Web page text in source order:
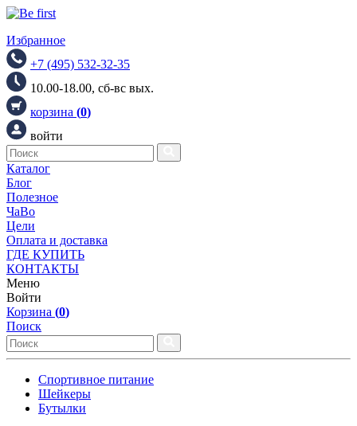
Избранное
+7 (495) 532-32-35
10.00-18.00, сб-вс вых.
корзина (0)
войти
Каталог
Блог
Полезное
ЧаВо
Цели
Оплата и доставка
ГДЕ КУПИТЬ
КОНТАКТЫ
Меню
Войти
Корзина (0)
Поиск
Спортивное питание
Шейкеры
Бутылки